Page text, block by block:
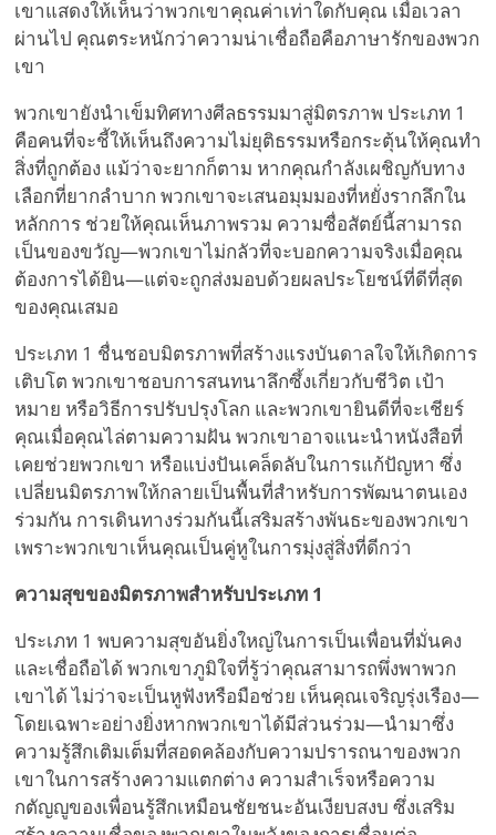
เขาแสดงให้เห็นว่าพวกเขาคุณค่าเท่าใดกับคุณ เมื่อเวลา
ผ่านไป คุณตระหนักว่าความน่าเชื่อถือคือภาษารักของพวก
เขา
พวกเขายังนำเข็มทิศทางศีลธรรมมาสู่มิตรภาพ ประเภท 1
คือคนที่จะชี้ให้เห็นถึงความไม่ยุติธรรมหรือกระตุ้นให้คุณทำ
สิ่งที่ถูกต้อง แม้ว่าจะยากก็ตาม หากคุณกำลังเผชิญกับทาง
เลือกที่ยากลำบาก พวกเขาจะเสนอมุมมองที่หยั่งรากลึกใน
หลักการ ช่วยให้คุณเห็นภาพรวม ความซื่อสัตย์นี้สามารถ
เป็นของขวัญ—พวกเขาไม่กลัวที่จะบอกความจริงเมื่อคุณ
ต้องการได้ยิน—แต่จะถูกส่งมอบด้วยผลประโยชน์ที่ดีที่สุด
ของคุณเสมอ
ประเภท 1 ชื่นชอบมิตรภาพที่สร้างแรงบันดาลใจให้เกิดการ
เติบโต พวกเขาชอบการสนทนาลึกซึ้งเกี่ยวกับชีวิต เป้า
หมาย หรือวิธีการปรับปรุงโลก และพวกเขายินดีที่จะเชียร์
คุณเมื่อคุณไล่ตามความฝัน พวกเขาอาจแนะนำหนังสือที่
เคยช่วยพวกเขา หรือแบ่งปันเคล็ดลับในการแก้ปัญหา ซึ่ง
เปลี่ยนมิตรภาพให้กลายเป็นพื้นที่สำหรับการพัฒนาตนเอง
ร่วมกัน การเดินทางร่วมกันนี้เสริมสร้างพันธะของพวกเขา
เพราะพวกเขาเห็นคุณเป็นคู่หูในการมุ่งสู่สิ่งที่ดีกว่า
ความสุขของมิตรภาพสำหรับประเภท 1
ประเภท 1 พบความสุขอันยิ่งใหญ่ในการเป็นเพื่อนที่มั่นคง
และเชื่อถือได้ พวกเขาภูมิใจที่รู้ว่าคุณสามารถพึ่งพาพวก
เขาได้ ไม่ว่าจะเป็นหูฟังหรือมือช่วย เห็นคุณเจริญรุ่งเรือง—
โดยเฉพาะอย่างยิ่งหากพวกเขาได้มีส่วนร่วม—นำมาซึ่ง
ความรู้สึกเติมเต็มที่สอดคล้องกับความปรารถนาของพวก
เขาในการสร้างความแตกต่าง ความสำเร็จหรือความ
กตัญญูของเพื่อนรู้สึกเหมือนชัยชนะอันเงียบสงบ ซึ่งเสริม